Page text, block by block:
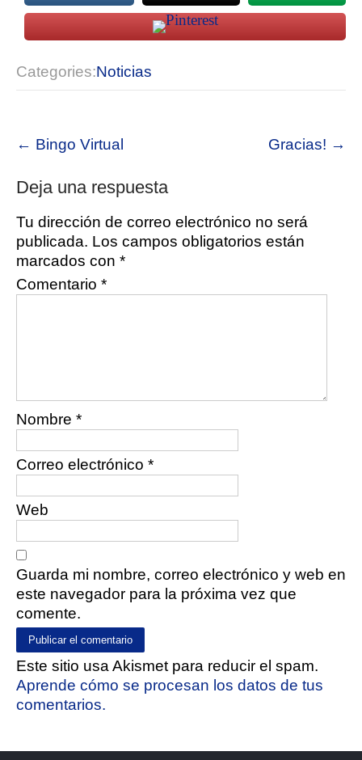
Categories:Noticias
navigation
← Bingo Virtual Gracias! →
Deja una respuesta
Tu dirección de correo electrónico no será
publicada. Los campos obligatorios están
marcados con *
Comentario *
Nombre *
Correo electrónico *
Web
Guarda mi nombre, correo electrónico y web en
este navegador para la próxima vez que
comente.
Este sitio usa Akismet para reducir el spam.
Aprende cómo se procesan los datos de tus
comentarios.